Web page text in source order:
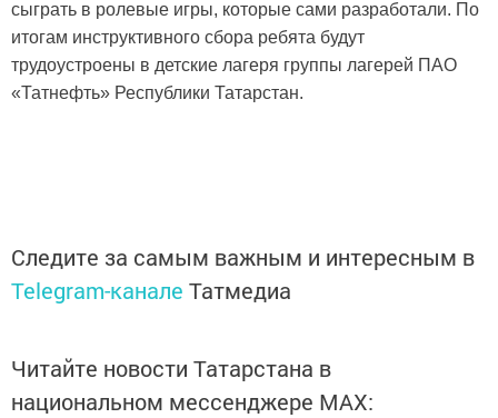
сыграть в ролевые игры, которые сами разработали. По
итогам инструктивного сбора ребята будут
трудоустроены в детские лагеря группы лагерей ПАО
«Татнефть» Республики Татарстан.
Следите за самым важным и интересным в
Telegram-канале Татмедиа
Читайте новости Татарстана в
национальном мессенджере MАХ: